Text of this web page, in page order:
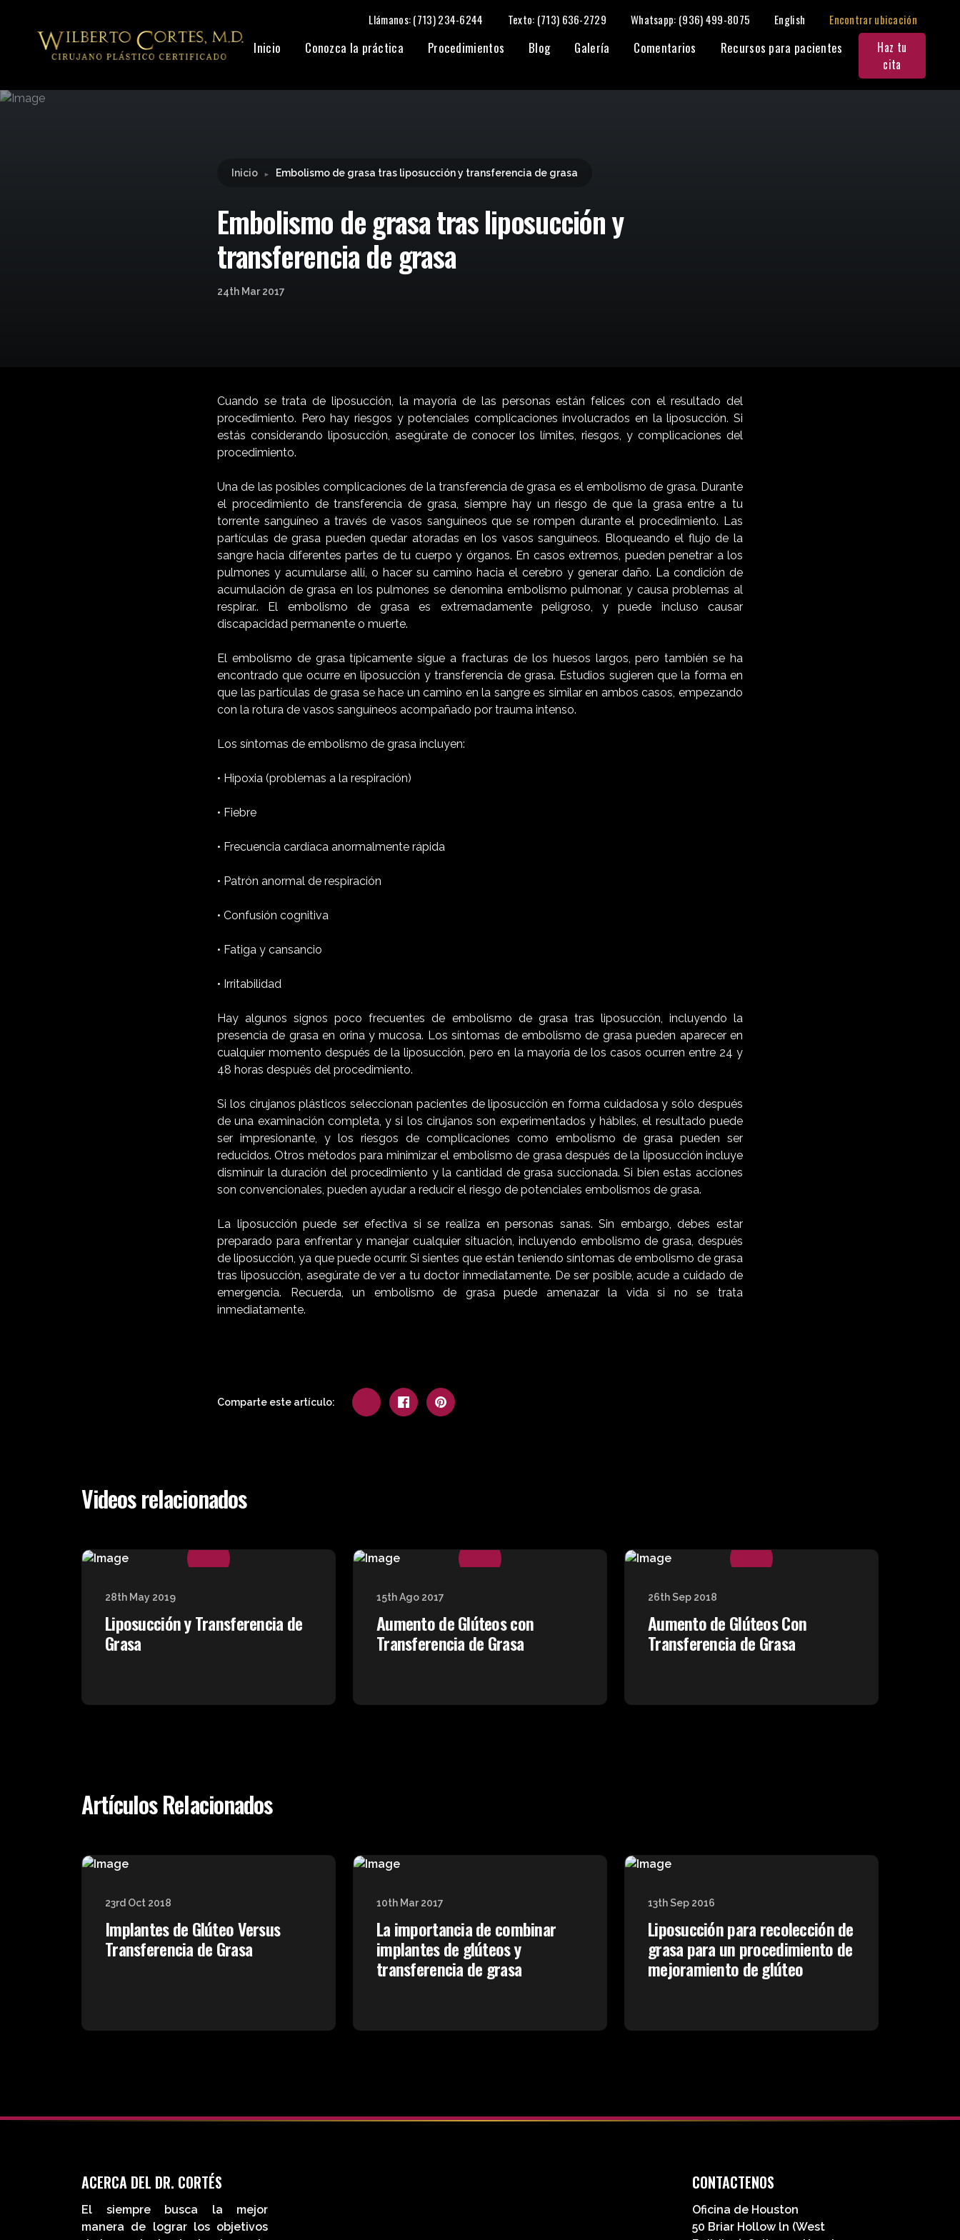
Llámanos: (713) 234-6244 Texto: (713) 636-2729 Whatsapp: (936) 499-8075 English Encontrar ubicación
Inicio Conozca la práctica Procedimientos Blog Galería Comentarios Recursos para pacientes
Haz tu
cita
Embolismo de grasa tras liposucción y transferencia de grasa Compartir:
Inicio ► Embolismo de grasa tras liposucción y transferencia de grasa
Embolismo de grasa tras liposucción y
transferencia de grasa
24th Mar 2017
Cuando se trata de liposucción, la mayoría de las personas están felices con el resultado del
procedimiento. Pero hay riesgos y potenciales complicaciones involucrados en la liposucción. Si
estás considerando liposucción, asegúrate de conocer los límites, riesgos, y complicaciones del
procedimiento.
Una de las posibles complicaciones de la transferencia de grasa es el embolismo de grasa. Durante
el procedimiento de transferencia de grasa, siempre hay un riesgo de que la grasa entre a tu
torrente sanguíneo a través de vasos sanguíneos que se rompen durante el procedimiento. Las
partículas de grasa pueden quedar atoradas en los vasos sanguíneos. Bloqueando el flujo de la
sangre hacia diferentes partes de tu cuerpo y órganos. En casos extremos, pueden penetrar a los
pulmones y acumularse allí, o hacer su camino hacia el cerebro y generar daño. La condición de
acumulación de grasa en los pulmones se denomina embolismo pulmonar, y causa problemas al
respirar.. El embolismo de grasa es extremadamente peligroso, y puede incluso causar
discapacidad permanente o muerte.
El embolismo de grasa típicamente sigue a fracturas de los huesos largos, pero también se ha
encontrado que ocurre en liposucción y transferencia de grasa. Estudios sugieren que la forma en
que las partículas de grasa se hace un camino en la sangre es similar en ambos casos, empezando
con la rotura de vasos sanguíneos acompañado por trauma intenso.
Los síntomas de embolismo de grasa incluyen:
• Hipoxia (problemas a la respiración)
• Fiebre
• Frecuencia cardíaca anormalmente rápida
• Patrón anormal de respiración
• Confusión cognitiva
• Fatiga y cansancio
• Irritabilidad
Hay algunos signos poco frecuentes de embolismo de grasa tras liposucción, incluyendo la
presencia de grasa en orina y mucosa. Los síntomas de embolismo de grasa pueden aparecer en
cualquier momento después de la liposucción, pero en la mayoría de los casos ocurren entre 24 y
48 horas después del procedimiento.
Si los cirujanos plásticos seleccionan pacientes de liposucción en forma cuidadosa y sólo después
de una examinación completa, y si los cirujanos son experimentados y hábiles, el resultado puede
ser impresionante, y los riesgos de complicaciones como embolismo de grasa pueden ser
reducidos. Otros métodos para minimizar el embolismo de grasa después de la liposucción incluye
disminuir la duración del procedimiento y la cantidad de grasa succionada. Si bien estas acciones
son convencionales, pueden ayudar a reducir el riesgo de potenciales embolismos de grasa.
La liposucción puede ser efectiva si se realiza en personas sanas. Sin embargo, debes estar
preparado para enfrentar y manejar cualquier situación, incluyendo embolismo de grasa, después
de liposucción, ya que puede ocurrir. Si sientes que están teniendo síntomas de embolismo de grasa
tras liposucción, asegúrate de ver a tu doctor inmediatamente. De ser posible, acude a cuidado de
emergencia. Recuerda, un embolismo de grasa puede amenazar la vida si no se trata
inmediatamente.
Comparte este artículo:
Videos relacionados
28th May 2019
Liposucción y Transferencia de
Grasa
15th Ago 2017
Aumento de Glúteos con
Transferencia de Grasa
26th Sep 2018
Aumento de Glúteos Con
Transferencia de Grasa
Artículos Relacionados
23rd Oct 2018
Implantes de Glúteo Versus
Transferencia de Grasa
10th Mar 2017
La importancia de combinar
implantes de glúteos y
transferencia de grasa
13th Sep 2016
Liposucción para recolección de
grasa para un procedimiento de
mejoramiento de glúteo
ACERCA DEL DR. CORTÉS
El siempre busca la mejor
manera de lograr los objetivos
CONTACTENOS
Oficina de Houston
50 Briar Hollow ln (West